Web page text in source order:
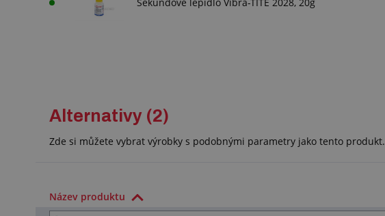
Alternativy (2)
Zde si můžete vybrat výrobky s podobnými parametry jako tento produkt.
Název produktu